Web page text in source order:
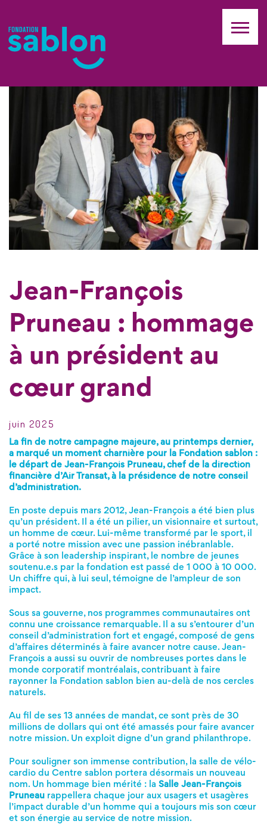
Jean-François
Pruneau : hommage
à un président au
cœur grand
juin 2025
La fin de notre campagne majeure, au printemps dernier,
a marqué un moment charnière pour la Fondation sablon :
le départ de Jean-François Pruneau, chef de la direction
financière d’Air Transat, à la présidence de notre conseil
d’administration.
En poste depuis mars 2012, Jean-François a été bien plus
qu’un président. Il a été un pilier, un visionnaire et surtout,
un homme de cœur. Lui-même transformé par le sport, il
a porté notre mission avec une passion inébranlable.
Grâce à son leadership inspirant, le nombre de jeunes
soutenu.e.s par la fondation est passé de 1 000 à 10 000.
Un chiffre qui, à lui seul, témoigne de l’ampleur de son
impact.
Sous sa gouverne, nos programmes communautaires ont
connu une croissance remarquable. Il a su s’entourer d’un
conseil d’administration fort et engagé, composé de gens
d’affaires déterminés à faire avancer notre cause. Jean-
François a aussi su ouvrir de nombreuses portes dans le
monde corporatif montréalais, contribuant à faire
rayonner la Fondation sablon bien au-delà de nos cercles
naturels.
Au fil de ses 13 années de mandat, ce sont près de 30
millions de dollars qui ont été amassés pour faire avancer
notre mission. Un exploit digne d’un grand philanthrope.
Pour souligner son immense contribution, la salle de vélo-
cardio du Centre sablon portera désormais un nouveau
nom. Un hommage bien mérité : la Salle Jean-François
Pruneau rappellera chaque jour aux usagers et usagères
l’impact durable d’un homme qui a toujours mis son cœur
et son énergie au service de notre mission.